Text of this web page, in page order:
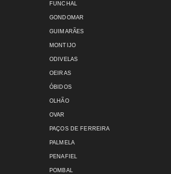
FUNCHAL
GONDOMAR
GUIMARÃES
MONTIJO
ODIVELAS
OEIRAS
ÓBIDOS
OLHÃO
OVAR
PAÇOS DE FERREIRA
PALMELA
PENAFIEL
POMBAL